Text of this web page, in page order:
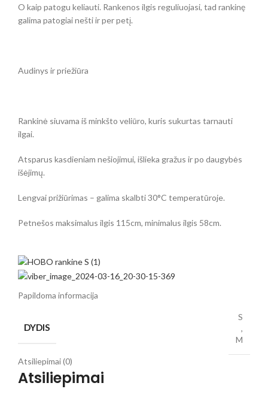
O kaip patogu keliauti. Rankenos ilgis reguliuojasi, tad rankinę
galima patogiai nešti ir per petį.
Audinys ir priežiūra
Rankinė siuvama iš minkšto veliūro, kuris sukurtas tarnauti
ilgai.
Atsparus kasdieniam nešiojimui, išlieka gražus ir po daugybės
išėjimų.
Lengvai prižiūrimas – galima skalbti 30°C temperatūroje.
Petnešos maksimalus ilgis 115cm, minimalus ilgis 58cm.
Papildoma informacija
DYDIS
S
,
M
Atsiliepimai (0)
Atsiliepimai